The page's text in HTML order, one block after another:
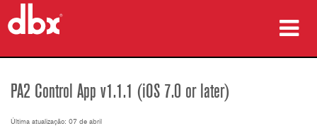
PA2 Control App v1.1.1 (iOS 7.0 or later)
Última atualização: 07 de abril